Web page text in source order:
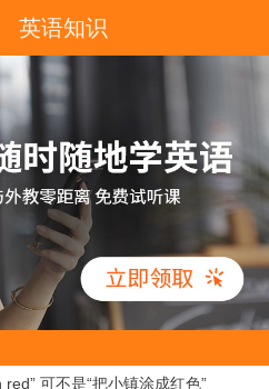
英语知识
red” 可不是“把小镇涂成红色”